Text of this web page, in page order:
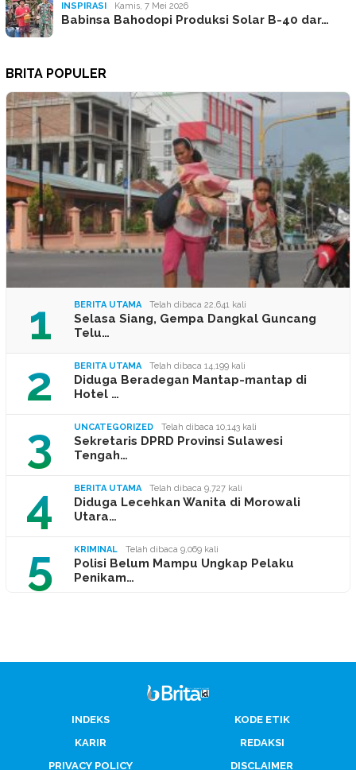
INSPIRASI Kamis, 7 Mei 2026
Babinsa Bahodopi Produksi Solar B-40 dar…
BRITA POPULER
1 BERITA UTAMA Telah dibaca 22,641 kali
Selasa Siang, Gempa Dangkal Guncang
Telu…
2 BERITA UTAMA Telah dibaca 14,199 kali
Diduga Beradegan Mantap-mantap di
Hotel …
3 UNCATEGORIZED Telah dibaca 10,143 kali
Sekretaris DPRD Provinsi Sulawesi
Tengah…
4 BERITA UTAMA Telah dibaca 9,727 kali
Diduga Lecehkan Wanita di Morowali
Utara…
5 KRIMINAL Telah dibaca 9,069 kali
Polisi Belum Mampu Ungkap Pelaku
Penikam…
INDEKS
KODE ETIK
KARIR
REDAKSI
PRIVACY POLICY
DISCLAIMER